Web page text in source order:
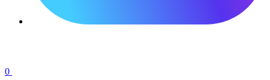
0